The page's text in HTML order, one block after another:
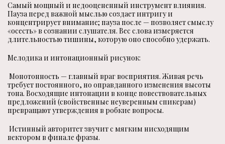
Самый мощный и недооцененный инструмент влияния.
Пауза перед важной мыслью создает интригу и
концентрирует внимание; пауза после — позволяет смыслу
«осесть» в сознании слушателя. Вес слова измеряется
длительностью тишины, которую оно способно удержать.
Мелодика и интонационный рисунок:
Монотонность — главный враг восприятия. Живая речь
требует постоянного, но оправданного изменения высоты
тона. Восходящие интонации в конце повествовательных
предложений (свойственные неуверенным спикерам)
превращают утверждения в робкие вопросы.
Истинный авторитет звучит с мягким нисходящим
вектором в финале фразы.